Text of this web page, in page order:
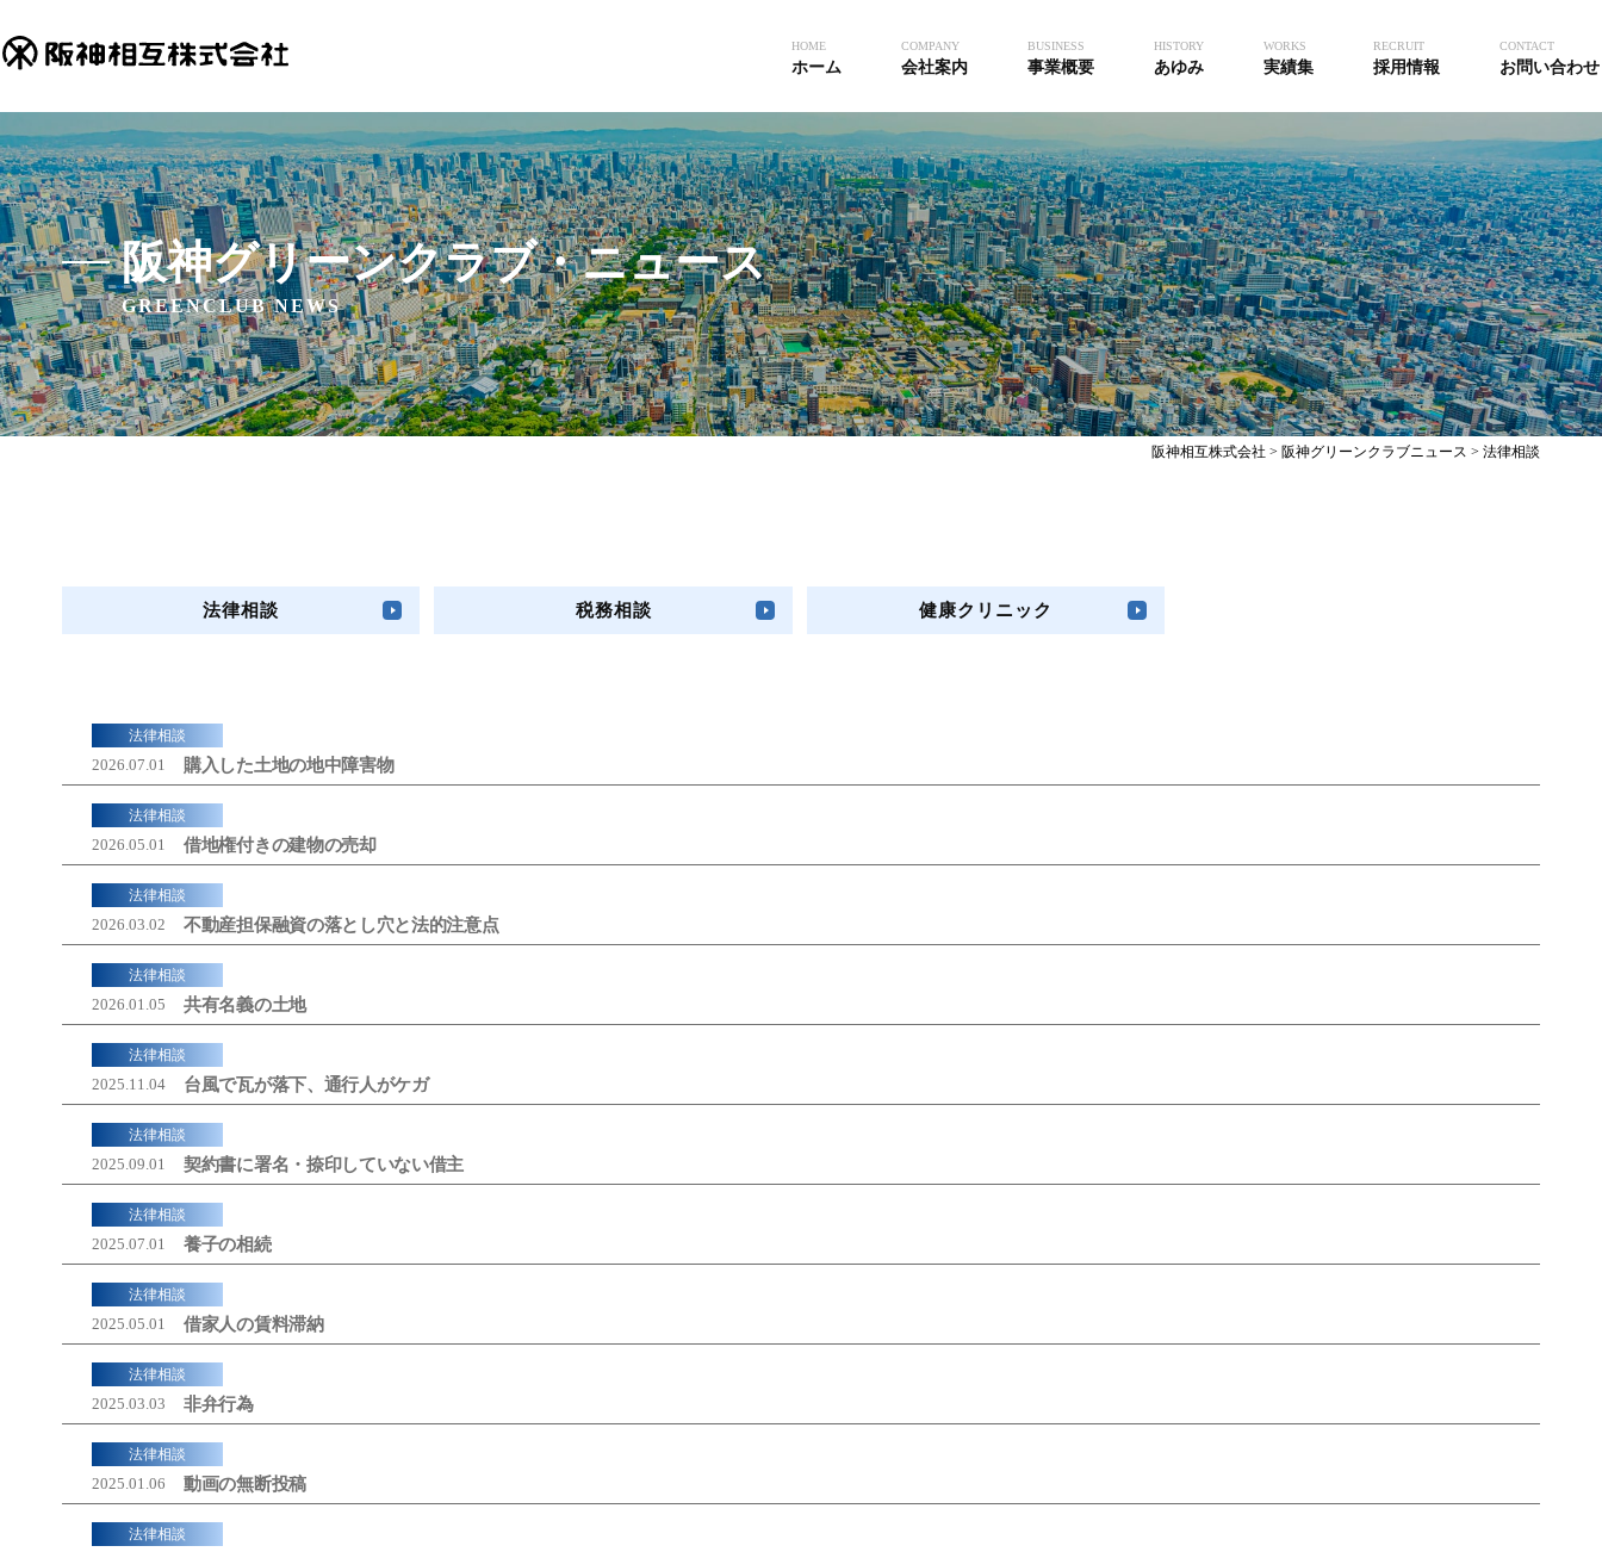
HOME
ホーム
COMPANY
会社案内
BUSINESS
事業概要
HISTORY
あゆみ
WORKS
実績集
RECRUIT
採用情報
CONTACT
お問い合わせ
阪神グリーンクラブ・ニュース
GREENCLUB NEWS
阪神相互株式会社 > 阪神グリーンクラブニュース > 法律相談
法律相談 税務相談 健康クリニック
法律相談
2026.07.01 購入した土地の地中障害物
法律相談
2026.05.01 借地権付きの建物の売却
法律相談
2026.03.02 不動産担保融資の落とし穴と法的注意点
法律相談
2026.01.05 共有名義の土地
法律相談
2025.11.04 台風で瓦が落下、通行人がケガ
法律相談
2025.09.01 契約書に署名・捺印していない借主
法律相談
2025.07.01 養子の相続
法律相談
2025.05.01 借家人の賃料滞納
法律相談
2025.03.03 非弁行為
法律相談
2025.01.06 動画の無断投稿
法律相談